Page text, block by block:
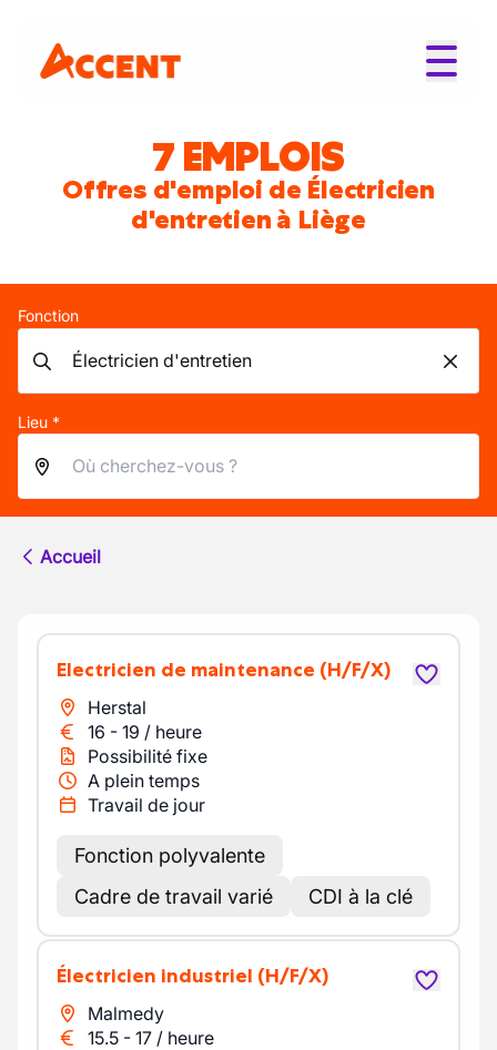
7 EMPLOIS
Offres d'emploi de Électricien
d'entretien à Liège
Fonction
Lieu *
Accueil
Electricien de maintenance (H/F/X)
Herstal
16 - 19 / heure
Possibilité fixe
A plein temps
Travail de jour
Fonction polyvalente
Cadre de travail varié
CDI à la clé
Électricien industriel (H/F/X)
Malmedy
15.5 - 17 / heure